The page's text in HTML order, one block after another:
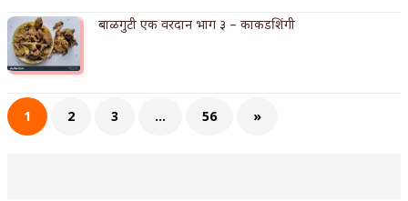
बाळगुटी एक वरदान भाग ३ – काकडशिंगी
1 2 3 … 56 »